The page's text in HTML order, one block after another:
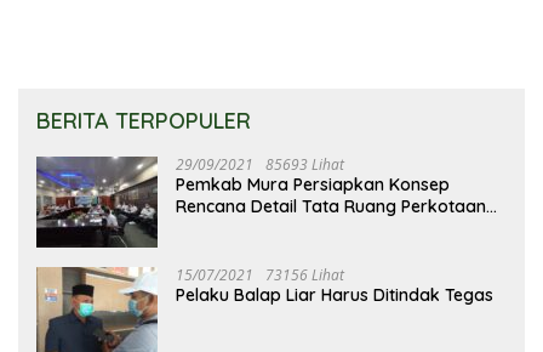
BERITA TERPOPULER
29/09/2021 85693 Lihat
Pemkab Mura Persiapkan Konsep
Rencana Detail Tata Ruang Perkotaan
15/07/2021 73156 Lihat
Pelaku Balap Liar Harus Ditindak Tegas